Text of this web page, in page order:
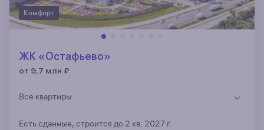
Комфорт
ЖК «Остафьево»
от 9,7 млн ₽
Все квартиры
Есть сданные, строится до 2 кв. 2027 г.